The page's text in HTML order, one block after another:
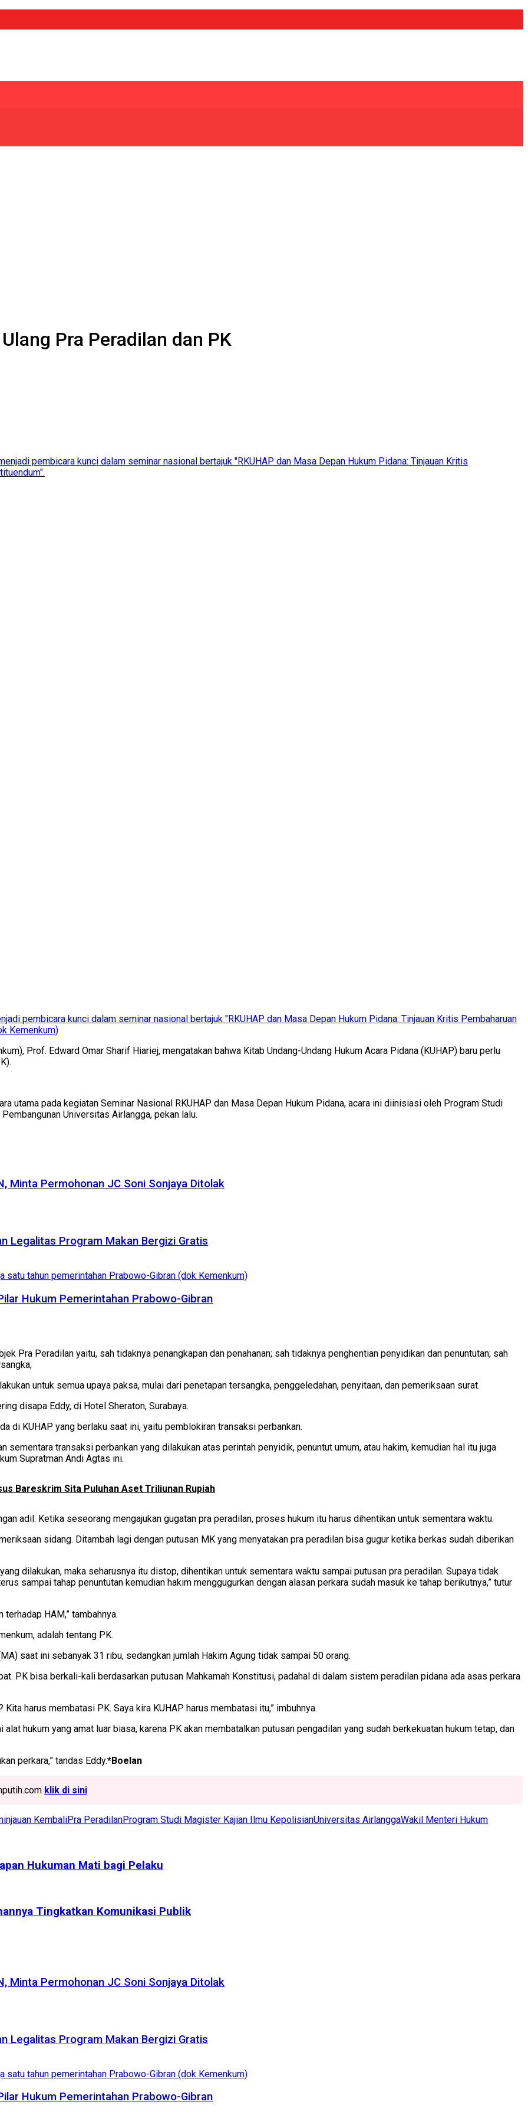
Pra Peradilan dan PK
pembicara kunci dalam seminar nasional bertajuk "RKUHAP dan Masa Depan Hukum Pidana: Tinjauan Kritis Pembaharuan
Kemenkum)
Prof. Edward Omar Sharif Hiariej, mengatakan bahwa Kitab Undang-Undang Hukum Acara Pidana (KUHAP) baru perlu
utama pada kegiatan Seminar Nasional RKUHAP dan Masa Depan Hukum Pidana, acara ini diinisiasi oleh Program Studi
Universitas Airlangga, pekan lalu.
Minta Permohonan JC Soni Sonjaya Ditolak
Legalitas Program Makan Bergizi Gratis
Hukum Pemerintahan Prabowo-Gibran
Pra Peradilan yaitu, sah tidaknya penangkapan dan penahanan; sah tidaknya penghentian penyidikan dan penuntutan; sah
untuk semua upaya paksa, mulai dari penetapan tersangka, penggeledahan, penyitaan, dan pemeriksaan surat.
disapa Eddy, di Hotel Sheraton, Surabaya.
di KUHAP yang berlaku saat ini, yaitu pemblokiran transaksi perbankan.
transaksi perbankan yang dilakukan atas perintah penyidik, penuntut umum, atau hakim, kemudian hal itu juga
Supratman Andi Agtas ini.
Bareskrim Sita Puluhan Aset Triliunan Rupiah
adil. Ketika seseorang mengajukan gugatan pra peradilan, proses hukum itu harus dihentikan untuk sementara waktu.
sidang. Ditambah lagi dengan putusan MK yang menyatakan pra peradilan bisa gugur ketika berkas sudah diberikan
dilakukan, maka seharusnya itu distop, dihentikan untuk sementara waktu sampai putusan pra peradilan. Supaya tidak
sampai tahap penuntutan kemudian hakim menggugurkan dengan alasan perkara sudah masuk ke tahap berikutnya,” tutur
HAM,” tambahnya.
adalah tentang PK.
saat ini sebanyak 31 ribu, sedangkan jumlah Hakim Agung tidak sampai 50 orang.
PK bisa berkali-kali berdasarkan putusan Mahkamah Konstitusi, padahal di dalam sistem peradilan pidana ada asas perkara
harus membatasi PK. Saya kira KUHAP harus membatasi itu,” imbuhnya.
hukum yang amat luar biasa, karena PK akan membatalkan putusan pengadilan yang sudah berkekuatan hukum tetap, dan
perkara,” tandas Eddy.*Boelan
klik di sini
KembaliPra PeradilanProgram Studi Magister Kajian Ilmu KepolisianUniversitas AirlanggaWakil Menteri Hukum
Hukuman Mati bagi Pelaku
Tingkatkan Komunikasi Publik
Minta Permohonan JC Soni Sonjaya Ditolak
Legalitas Program Makan Bergizi Gratis
Hukum Pemerintahan Prabowo-Gibran